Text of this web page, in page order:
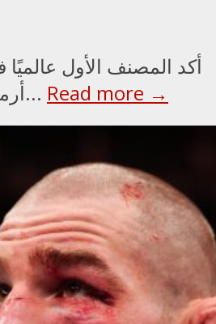
أكد المصنف الأول
أرمان تساروكيان، أن... Read more →